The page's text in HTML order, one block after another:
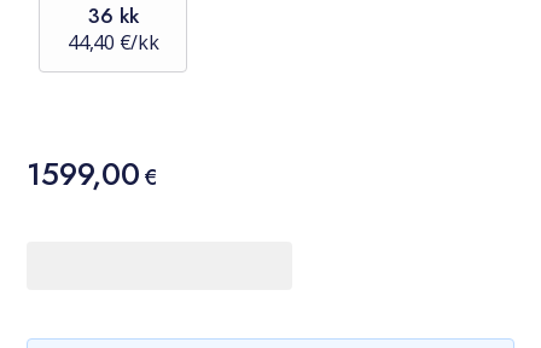
36 kk
44,40 €/kk
Hinta
1599,00 €
1599,00€